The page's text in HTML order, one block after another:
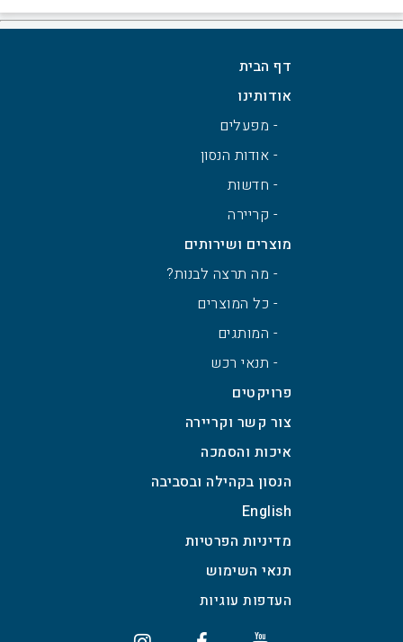
דף הבית
אודותינו
- מפעלים
- אודות הנסון
- חדשות
- קריירה
מוצרים ושירותים
- מה תרצה לבנות?
- כל המוצרים
- המותגים
- תנאי רכש
פרויקטים
צור קשר וקריירה
איכות והסמכה
הנסון בקהילה ובסביבה
English
מדיניות הפרטיות
תנאי השימוש